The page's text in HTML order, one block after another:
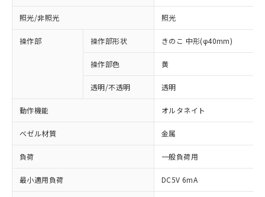
照光/非照光 照光
操作部 操作部形状 きのこ 中形(φ40mm)
操作部色 黄
透明/不透明 透明
動作機能 オルタネイト
ベゼル材質 金属
負荷 一般負荷用
最小適用負荷 DC5V 6mA